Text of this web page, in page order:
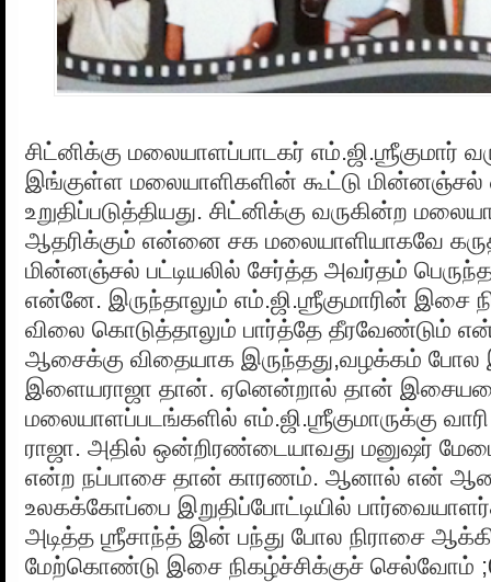
சிட்னிக்கு மலையாளப்பாடகர் எம்.ஜி.ஶ்ரீகுமார்
இங்குள்ள மலையாளிகளின் கூட்டு மின்னஞ்சல்
உறுதிப்படுத்தியது. சிட்னிக்கு வருகின்ற
ஆதரிக்கும் என்னை சக மலையாளியாகவே
மின்னஞ்சல் பட்டியலில் சேர்த்த அவர்தம்
என்னே. இருந்தாலும் எம்.ஜி.ஶ்ரீகுமாரின் இசை
விலை கொடுத்தாலும் பார்த்தே தீரவேண்டும்
ஆசைக்கு விதையாக இருந்தது,வழக்கம்
இளையராஜா தான். ஏனென்றால் தான்
மலையாளப்படங்களில் எம்.ஜி.ஶ்ரீகுமாருக்கு வாரி
ராஜா. அதில் ஒன்றிரண்டையாவது மனுஷர்
என்ற நப்பாசை தான் காரணம். ஆனால் என்
உலகக்கோப்பை இறுதிப்போட்டியில்
அடித்த ஶ்ரீசாந்த் இன் பந்து போல நிராசை ஆக்கி
மேற்கொண்டு இசை நிகழ்ச்சிக்குச் செல்வோம்